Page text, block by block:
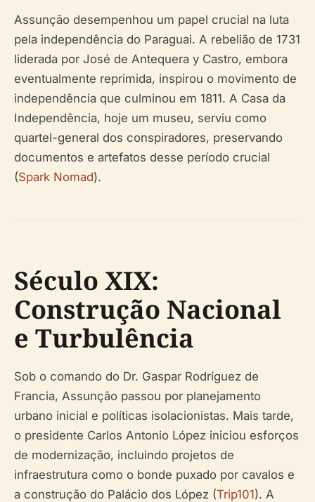
Assunção desempenhou um papel crucial na luta
pela independência do Paraguai. A rebelião de 1731
liderada por José de Antequera y Castro, embora
eventualmente reprimida, inspirou o movimento de
independência que culminou em 1811. A Casa da
Independência, hoje um museu, serviu como
quartel-general dos conspiradores, preservando
documentos e artefatos desse período crucial
(Spark Nomad).
Século XIX:
Construção Nacional
e Turbulência
Sob o comando do Dr. Gaspar Rodríguez de
Francia, Assunção passou por planejamento
urbano inicial e políticas isolacionistas. Mais tarde,
o presidente Carlos Antonio López iniciou esforços
de modernização, incluindo projetos de
infraestrutura como o bonde puxado por cavalos e
a construção do Palácio dos López (Trip101). A